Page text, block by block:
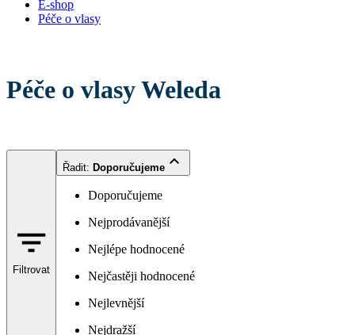
E-shop
Péče o vlasy
Péče o vlasy Weleda
Filtrovat
Řadit: Doporučujeme
Doporučujeme
Nejprodávanější
Nejlépe hodnocené
Nejčastěji hodnocené
Nejlevnější
Nejdražší